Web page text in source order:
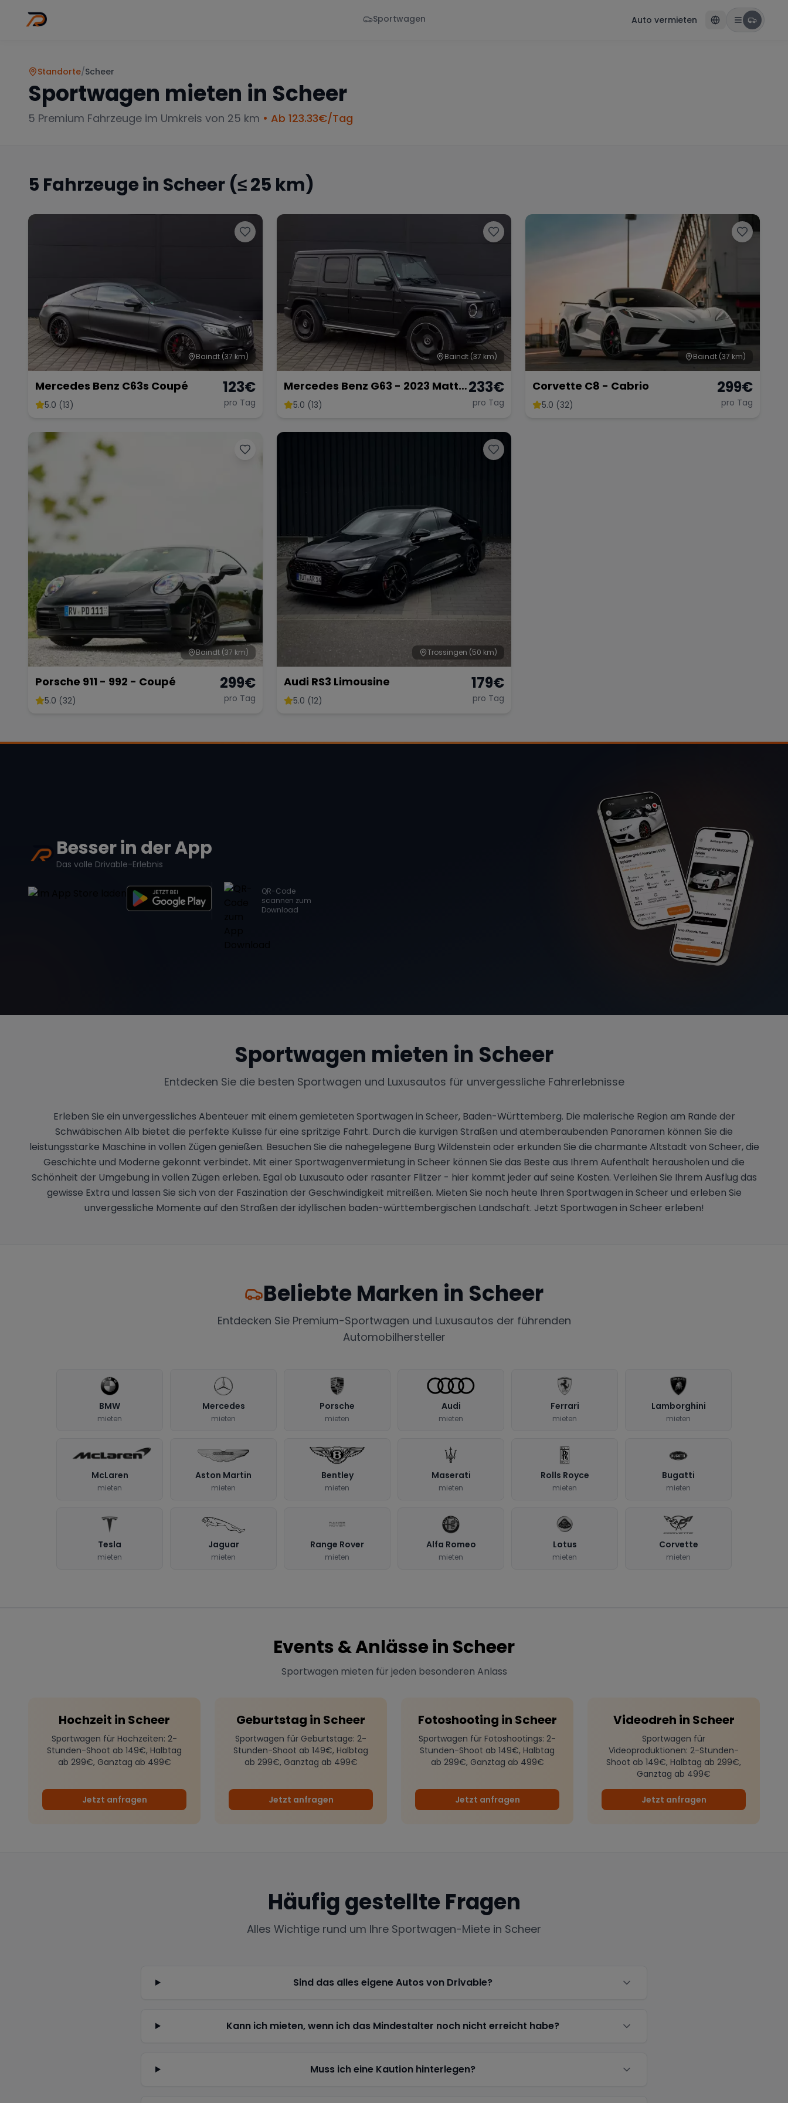
Sportwagen Auto vermieten
Standorte/Scheer
Sportwagen mieten in Scheer
5 Premium Fahrzeuge im Umkreis von 25 km • Ab 123.33€/Tag
5 Fahrzeuge in Scheer (≤ 25 km)
Baindt (37 km)
Mercedes Benz C63s Coupé
5.0 (13)
123€
pro Tag
Baindt (37 km)
Mercedes Benz G63 - 2023 Matt
Schwarz
5.0 (13)
233€
pro Tag
Baindt (37 km)
Corvette C8 - Cabrio
5.0 (32)
299€
pro Tag
Baindt (37 km)
Porsche 911 - 992 - Coupé
5.0 (32)
299€
pro Tag
Trossingen (50 km)
Audi RS3 Limousine
5.0 (12)
179€
pro Tag
Besser in der App
Das volle Drivable-Erlebnis
QR-Code
scannen zum
Download
Sportwagen mieten in Scheer
Entdecken Sie die besten Sportwagen und Luxusautos für unvergessliche Fahrerlebnisse
Erleben Sie ein unvergessliches Abenteuer mit einem gemieteten Sportwagen in Scheer, Baden-Württemberg. Die malerische Region am Rande der
Schwäbischen Alb bietet die perfekte Kulisse für eine spritzige Fahrt. Durch die kurvigen Straßen und atemberaubenden Panoramen können Sie die
leistungsstarke Maschine in vollen Zügen genießen. Besuchen Sie die nahegelegene Burg Wildenstein oder erkunden Sie die charmante Altstadt von Scheer, die
Geschichte und Moderne gekonnt verbindet. Mit einer Sportwagenvermietung in Scheer können Sie das Beste aus Ihrem Aufenthalt herausholen und die
Schönheit der Umgebung in vollen Zügen erleben. Egal ob Luxusauto oder rasanter Flitzer - hier kommt jeder auf seine Kosten. Verleihen Sie Ihrem Ausflug das
gewisse Extra und lassen Sie sich von der Faszination der Geschwindigkeit mitreißen. Mieten Sie noch heute Ihren Sportwagen in Scheer und erleben Sie
unvergessliche Momente auf den Straßen der idyllischen baden-württembergischen Landschaft. Jetzt Sportwagen in Scheer erleben!
Beliebte Marken in Scheer
Entdecken Sie Premium-Sportwagen und Luxusautos der führenden
Automobilhersteller
BMW
mieten
Mercedes
mieten
Porsche
mieten
Audi
mieten
Ferrari
mieten
Lamborghini
mieten
McLaren
mieten
Aston Martin
mieten
Bentley
mieten
Maserati
mieten
Rolls Royce
mieten
Bugatti
mieten
Tesla
mieten
Jaguar
mieten
Range Rover
mieten
Alfa Romeo
mieten
Lotus
mieten
Corvette
mieten
Events & Anlässe in Scheer
Sportwagen mieten für jeden besonderen Anlass
Hochzeit in Scheer
Sportwagen für Hochzeiten: 2-
Stunden-Shoot ab 149€, Halbtag
ab 299€, Ganztag ab 499€
Jetzt anfragen
Geburtstag in Scheer
Sportwagen für Geburtstage: 2-
Stunden-Shoot ab 149€, Halbtag
ab 299€, Ganztag ab 499€
Jetzt anfragen
Fotoshooting in Scheer
Sportwagen für Fotoshootings: 2-
Stunden-Shoot ab 149€, Halbtag
ab 299€, Ganztag ab 499€
Jetzt anfragen
Videodreh in Scheer
Sportwagen für
Videoproduktionen: 2-Stunden-
Shoot ab 149€, Halbtag ab 299€,
Ganztag ab 499€
Jetzt anfragen
Häufig gestellte Fragen
Alles Wichtige rund um Ihre Sportwagen-Miete in Scheer
Sind das alles eigene Autos von Drivable?
Kann ich mieten, wenn ich das Mindestalter noch nicht erreicht habe?
Muss ich eine Kaution hinterlegen?